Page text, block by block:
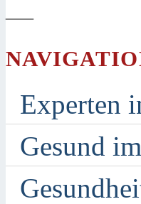
—
Experten
Gesund